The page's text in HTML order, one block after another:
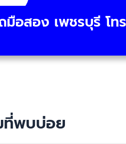
มือสอง เพชรบุรี โท
ที่พบบ่อย